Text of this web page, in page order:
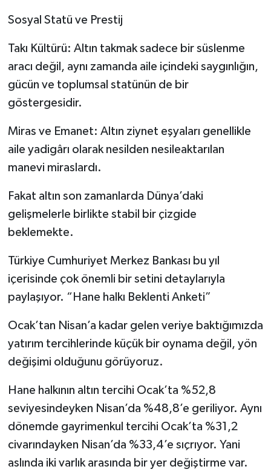
Sosyal Statü ve Prestij
Takı Kültürü: Altın takmak sadece bir süslenme
aracı değil, aynı zamanda aile içindeki saygınlığın,
gücün ve toplumsal statünün de bir
göstergesidir.
Miras ve Emanet: Altın ziynet eşyaları genellikle
aile yadigârı olarak nesilden nesileaktarılan
manevi miraslardı.
Fakat altın son zamanlarda Dünya’daki
gelişmelerle birlikte stabil bir çizgide
beklemekte.
Türkiye Cumhuriyet Merkez Bankası bu yıl
içerisinde çok önemli bir setini detaylarıyla
paylaşıyor. “Hane halkı Beklenti Anketi”
Ocak’tan Nisan’a kadar gelen veriye baktığımızda
yatırım tercihlerinde küçük bir oynama değil, yön
değişimi olduğunu görüyoruz.
Hane halkının altın tercihi Ocak’ta %52,8
seviyesindeyken Nisan’da %48,8’e geriliyor. Aynı
dönemde gayrimenkul tercihi Ocak’ta %31,2
civarındayken Nisan’da %33,4’e sıçrıyor. Yani
aslında iki varlık arasında bir yer değiştirme var.